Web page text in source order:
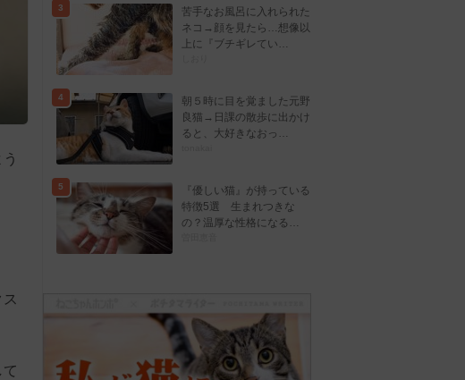
3
苦手なお風呂に入れられた
ネコ→顔を見たら…想像以
上に『ブチギレてい…
4
朝５時に目を覚ました元野
良猫→日課の散歩に出かけ
ると、大好きなおっ…
5
『優しい猫』が持っている
特徴5選 生まれつきな
の？温厚な性格になる…